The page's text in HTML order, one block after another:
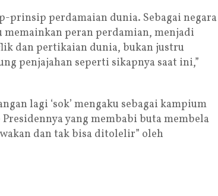
prinsip perdamaian dunia. Sebagai negara
memainkan peran perdamian, menjadi
dan pertikaian dunia, bukan justru
penjajahan seperti sikapnya saat ini,”
lagi ‘sok’ mengaku sebagai kampium
yang membabi buta membela
dan tak bisa ditolelir” oleh